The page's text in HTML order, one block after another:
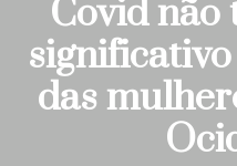
Covid não
das